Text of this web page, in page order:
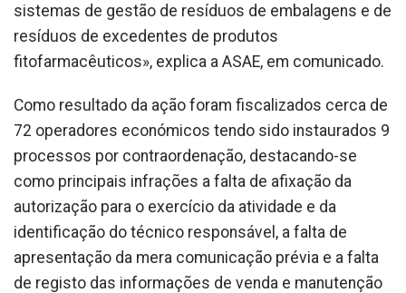
sistemas de gestão de resíduos de embalagens e de
resíduos de excedentes de produtos
fitofarmacêuticos», explica a ASAE, em comunicado.
Como resultado da ação foram fiscalizados cerca de
72 operadores económicos tendo sido instaurados 9
processos por contraordenação, destacando-se
como principais infrações a falta de afixação da
autorização para o exercício da atividade e da
identificação do técnico responsável, a falta de
apresentação da mera comunicação prévia e a falta
de registo das informações de venda e manutenção